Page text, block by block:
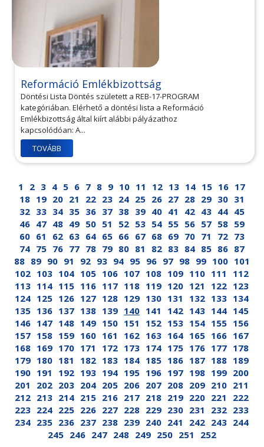
Reformáció Emlékbizottság
Döntési Lista Döntés született a REB-17-PROGRAM
kategóriában. Elérhető a döntési lista a Reformáció
Emlékbizottság által kiírt alábbi pályázathoz
kapcsolódóan: A...
TOVÁBB
1 2 3 4 5 6 7 8 9 10 11 12 13 14 15 16 17
18 19 20 21 22 23 24 25 26 27 28 29 30 31
32 33 34 35 36 37 38 39 40 41 42 43 44 45
46 47 48 49 50 51 52 53 54 55 56 57 58 59
60 61 62 63 64 65 66 67 68 69 70 71 72 73
74 75 76 77 78 79 80 81 82 83 84 85 86 87
88 89 90 91 92 93 94 95 96 97 98 99 100 101
102 103 104 105 106 107 108 109 110 111
112
113 114 115 116 117 118 119 120 121 122 123
124 125 126 127 128 129 130 131 132 133 134
135 136 137 138 139 140 141 142 143 144 145
146 147 148 149 150 151 152 153 154 155 156
157 158 159 160 161 162 163 164 165 166 167
168 169 170 171 172 173 174 175 176 177 178
179 180 181 182 183 184 185 186 187 188 189
190 191 192 193 194 195 196 197 198 199 200
201
202 203 204 205 206 207 208 209 210 211
212 213 214 215 216 217 218 219 220 221
222
223 224 225 226 227 228 229 230 231 232 233
234 235 236 237 238 239 240 241 242 243 244
245 246 247 248 249 250 251 252